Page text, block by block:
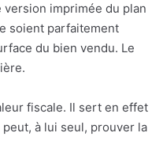
imprimée du plan
soient parfaitement
du bien vendu. Le
fiscale. Il sert en effet
à lui seul, prouver la